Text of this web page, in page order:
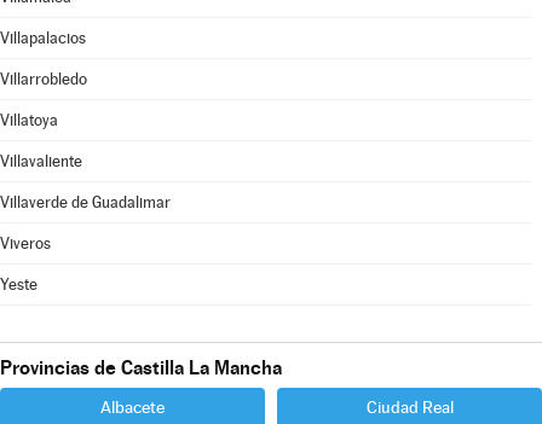
Villapalacios
Villarrobledo
Villatoya
Villavaliente
Villaverde de Guadalimar
Viveros
Yeste
Provincias de Castilla La Mancha
Albacete Ciudad Real